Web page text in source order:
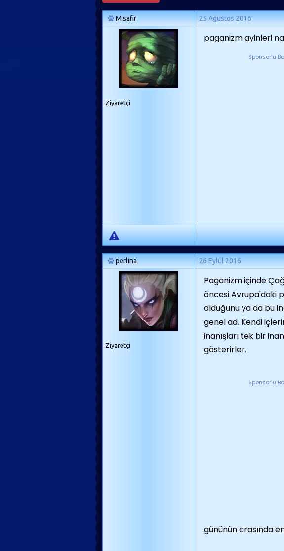
Misafir 25 Ağustos 2016
Ziyaretçi
paganizm ayinleri
Sponsorlu
perlina 26 Eylül 2016
Ziyaretçi
Paganizm içinde
öncesi Avrupa'daki
olduğunu ya da bu
genel ad. Kendi
inanışları tek bir
gösterirler.
Sponsorlu
gününün arasında